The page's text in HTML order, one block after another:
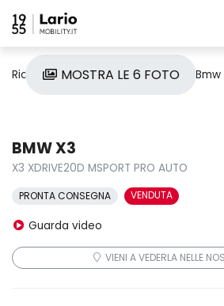
Ricerca auto Nuove e Km0 Bmw
MOSTRA LE 6 FOTO
BMW X3
X3 XDRIVE20D MSPORT PRO AUTO
PRONTA CONSEGNA VENDUTA
Guarda video
VIENI A VEDERLA NELLE